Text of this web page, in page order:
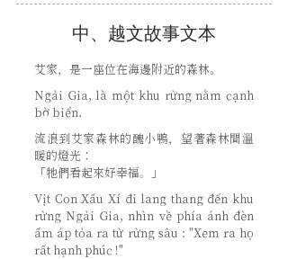
中、越文故事文本
艾家，是一座位在海邊附近的森林。
Ngải Gia, là một khu rừng nằm cạnh
bờ biển.
流浪到艾家森林的醜小鴨， 望著森林間溫
暖的燈光：
「牠們看起來好幸福。」
Vịt Con Xấu Xí đi lang thang đến khu
rừng Ngải Gia, nhìn về phía ánh đèn
ấm áp tỏa ra từ rừng sâu : "Xem ra họ
rất hạnh phúc !"